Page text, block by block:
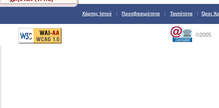
Χάρτης Ιστού : Προσβασιμότητα : Ταυτότητα : Όροι
©2005